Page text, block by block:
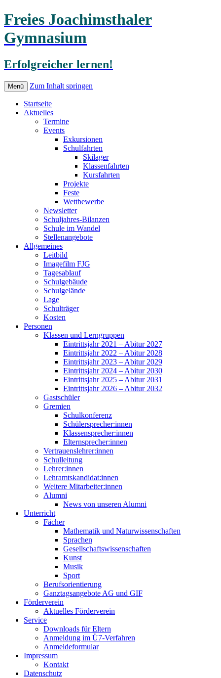
Freies Joachimsthaler
Gymnasium
Erfolgreicher lernen!
Menü Zum Inhalt springen
Startseite
Aktuelles
Termine
Events
Exkursionen
Schulfahrten
Skilager
Klassenfahrten
Kursfahrten
Projekte
Feste
Wettbewerbe
Newsletter
Schuljahres-Bilanzen
Schule im Wandel
Stellenangebote
Allgemeines
Leitbild
Imagefilm FJG
Tagesablauf
Schulgebäude
Schulgelände
Lage
Schulträger
Kosten
Personen
Klassen und Lerngruppen
Eintrittsjahr 2021 – Abitur 2027
Eintrittsjahr 2022 – Abitur 2028
Eintrittsjahr 2023 – Abitur 2029
Eintrittsjahr 2024 – Abitur 2030
Eintrittsjahr 2025 – Abitur 2031
Eintrittsjahr 2026 – Abitur 2032
Gastschüler
Gremien
Schulkonferenz
Schülersprecher:innen
Klassensprecher:innen
Elternsprecher:innen
Vertrauenslehrer:innen
Schulleitung
Lehrer:innen
Lehramtskandidat:innen
Weitere Mitarbeiter:innen
Alumni
News von unseren Alumni
Unterricht
Fächer
Mathematik und Naturwissenschaften
Sprachen
Gesellschaftswissenschaften
Kunst
Musik
Sport
Berufsorientierung
Ganztagsangebote AG und GIF
Förderverein
Aktuelles Förderverein
Service
Downloads für Eltern
Anmeldung im Ü7-Verfahren
Anmeldeformular
Impressum
Kontakt
Datenschutz